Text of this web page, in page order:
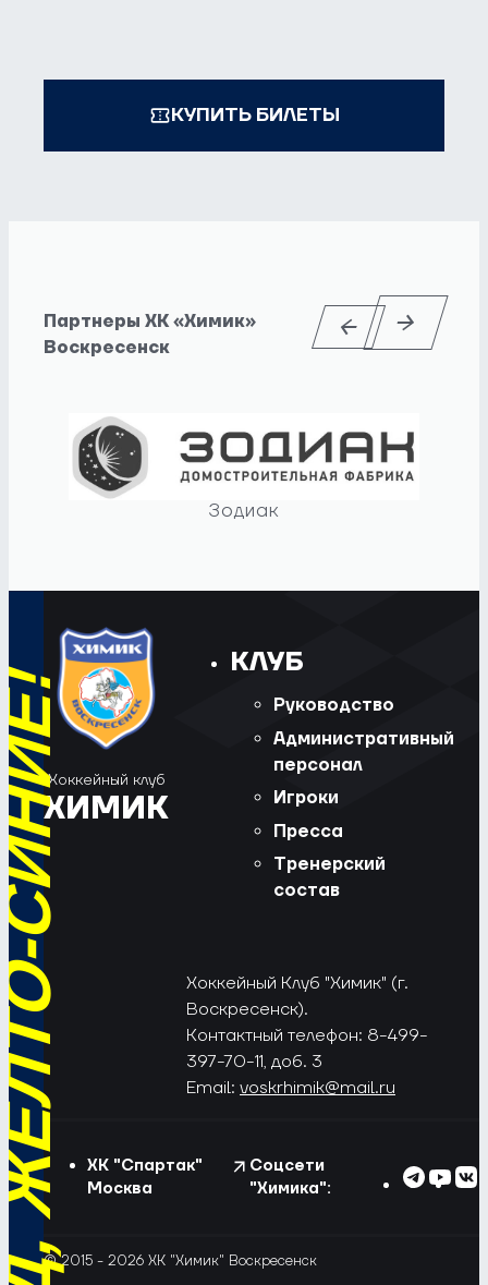
КУПИТЬ БИЛЕТЫ
Партнеры ХК «Химик»
Воскресенск
Зодиак
СИНИЕ!
Хоккейный клуб
ХИМИК
КЛУБ
Руководство
Административный
персонал
Игроки
Пресса
Тренерский
состав
Хоккейный Клуб "Химик" (г.
Воскресенск).
Контактный телефон: 8-499-
397-70-11, доб. 3
Email: voskrhimik@mail.ru
ХК "Спартак"
Москва
Соцсети
"Химика":
© 2015 - 2026 ХК "Химик" Воскресенск